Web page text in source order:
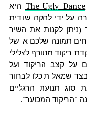
The Ugly Dance היא
על ידי להקה שוודית
לקנות את השיר
תמונה שלכם או של
ריקוד מטורף לצלילי
על קצב הריקוד ועל
שמאל תוכלו לבחור
סוג תנועת הרגליים
"הריקוד המכוער".